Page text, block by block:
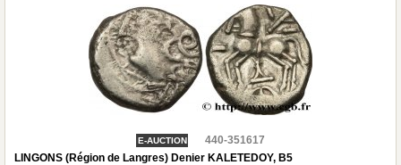
E-AUCTION
440-351617
LINGONS (Région de Langres) Denier KALETEDOY, B5